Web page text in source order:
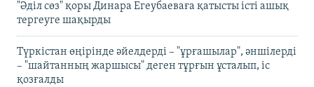
"Әділ сөз" қоры Динара Егеубаеваға қатысты істі ашық
тергеуге шақырды
Түркістан өңірінде әйелдерді – "ұрғашылар", әншілерді
– "шайтанның жаршысы" деген тұрғын ұсталып, іс
қозғалды